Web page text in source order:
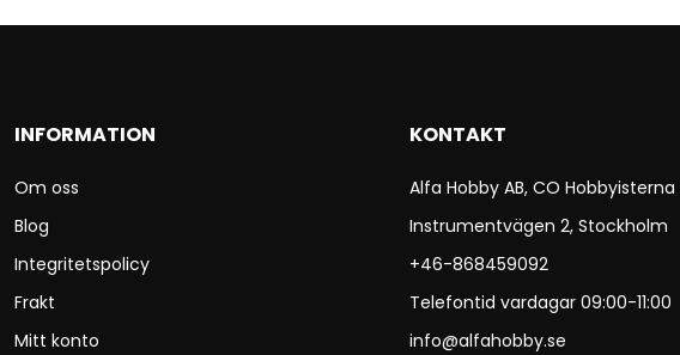
INFORMATION
Om oss
Blog
Integritetspolicy
Frakt
Mitt konto
KONTAKT
Alfa Hobby AB, CO Hobbyisterna
Instrumentvägen 2, Stockholm
+46-868459092
Telefontid vardagar 09:00-11:00
info@alfahobby.se